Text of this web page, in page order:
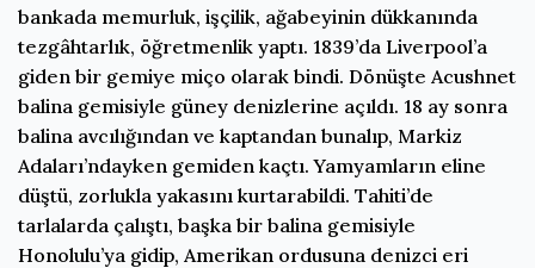
bankada memurluk, işçilik, ağabeyinin dükkanında
tezgâhtarlık, öğretmenlik yaptı. 1839’da Liverpool’a
giden bir gemiye miço olarak bindi. Dönüşte Acushnet
balina gemisiyle güney denizlerine açıldı. 18 ay sonra
balina avcılığından ve kaptandan bunalıp, Markiz
Adaları’ndayken gemiden kaçtı. Yamyamların eline
düştü, zorlukla yakasını kurtarabildi. Tahiti’de
tarlalarda çalıştı, başka bir balina gemisiyle
Honolulu’ya gidip, Amerikan ordusuna denizci eri